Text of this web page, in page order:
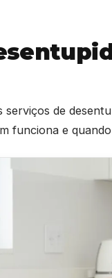
de
funciona e